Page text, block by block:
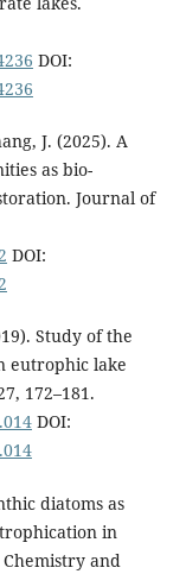
DOI:
J. (2025). A
as bio-
Journal of
DOI:
Study of the
eutrophic lake
172–181.
DOI:
diatoms as
in
and